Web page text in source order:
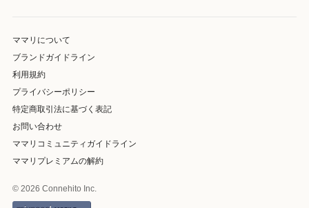
ママリについて
ブランドガイドライン
利用規約
プライバシーポリシー
特定商取引法に基づく表記
お問い合わせ
ママリコミュニティガイドライン
ママリプレミアムの解約
© 2026 Connehito Inc.